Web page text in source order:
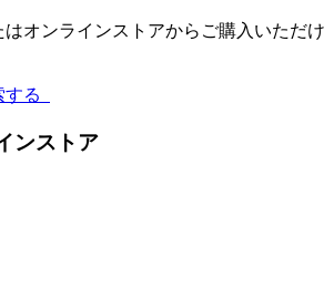
オンラインストアからご購入いただけ
する
ンストア